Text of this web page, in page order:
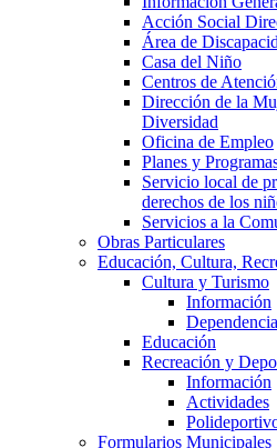
Acción Social
Área de
Casa del Niño
Centros de
Dirección de la
Diversidad
Oficina de Empleo
Planes y
Servicio local de
derechos de los
Servicios a la
Obras Particulares
Educación, Cultura,
Cultura y Turismo
Información
Educación
Recreación y
Información
Actividades
Formularios Municipales